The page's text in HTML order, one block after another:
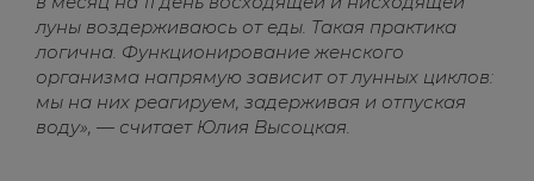
луны воздерживаюсь от еды. Такая практика
логична. Функционирование женского
организма напрямую зависит от лунных циклов:
мы на них реагируем, задерживая и отпуская
воду», — считает Юлия Высоцкая.